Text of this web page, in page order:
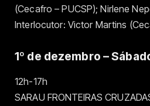
(Cecafro – PUCSP); Nirlene
Interlocutor: Victor Martins
1º de dezembro –
12h-17h
SARAU FRONTEIRAS